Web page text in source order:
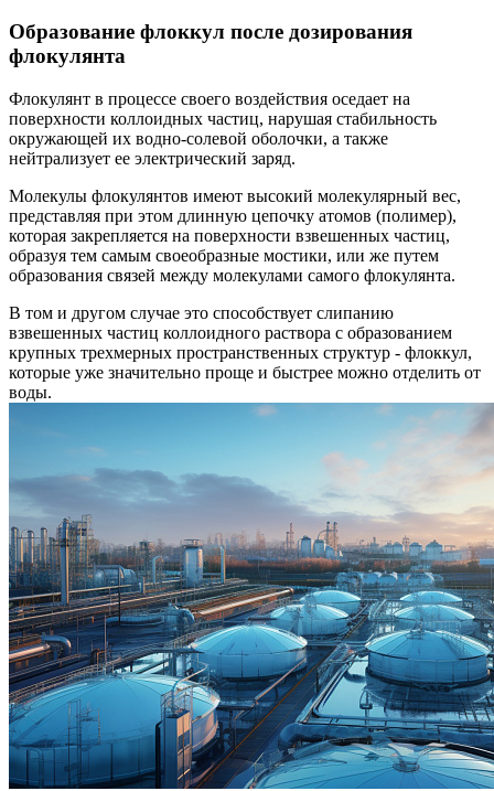
Образование флоккул после дозирования
флокулянта
Флокулянт в процессе своего воздействия оседает на
поверхности коллоидных частиц, нарушая стабильность
окружающей их водно-солевой оболочки, а также
нейтрализует ее электрический заряд.
Молекулы флокулянтов имеют высокий молекулярный вес,
представляя при этом длинную цепочку атомов (полимер),
которая закрепляется на поверхности взвешенных частиц,
образуя тем самым своеобразные мостики, или же путем
образования связей между молекулами самого флокулянта.
В том и другом случае это способствует слипанию
взвешенных частиц коллоидного раствора с образованием
крупных трехмерных пространственных структур - флоккул,
которые уже значительно проще и быстрее можно отделить от
воды.